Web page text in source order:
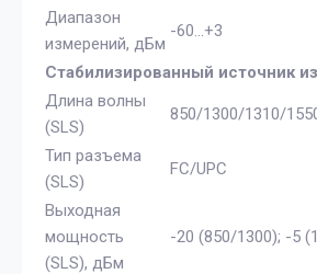
Диапазон
измерений, дБм
-60...+3
Стабилизированный источник
Длина волны
(SLS)
850/1300/1310/
Тип разъема
(SLS)
FC/UPC
Выходная
мощность
(SLS), дБм
-20 (850/1300); -5